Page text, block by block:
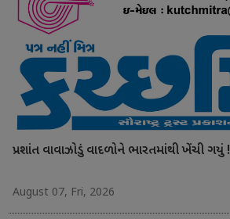
પ્રશાંત વાવાઝોડું વાદળોને ભારતમાંથી ખેંચી ગયું !
August 07, Fri, 2026